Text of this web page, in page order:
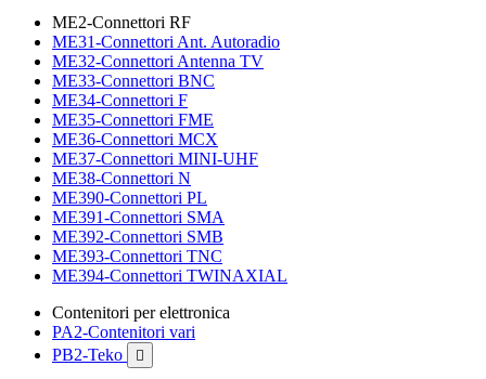
ME2-Connettori RF
ME31-Connettori Ant. Autoradio
ME32-Connettori Antenna TV
ME33-Connettori BNC
ME34-Connettori F
ME35-Connettori FME
ME36-Connettori MCX
ME37-Connettori MINI-UHF
ME38-Connettori N
ME390-Connettori PL
ME391-Connettori SMA
ME392-Connettori SMB
ME393-Connettori TNC
ME394-Connettori TWINAXIAL
Contenitori per elettronica
PA2-Contenitori vari
PB2-Teko
